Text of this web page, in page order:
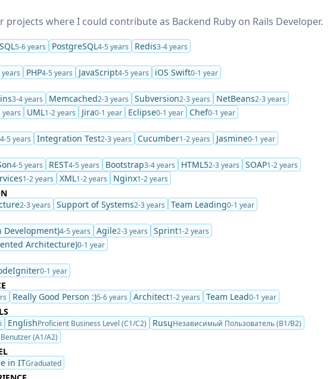
projects where I could contribute as Backend Ruby on Rails Developer.
SQL5-6 years PostgreSQL4-5 years Redis3-4 years
years PHP4-5 years JavaScript4-5 years iOS Swift0-1 year
3-4 years Memcached2-3 years Subversion2-3 years NetBeans2-3 years
years UML1-2 years Jira0-1 year Eclipse0-1 year Chef0-1 year
4-5 years Integration Test2-3 years Cucumber1-2 years Jasmine0-1 year
4-5 years REST4-5 years Bootstrap3-4 years HTML52-3 years SOAP1-2 years
1-2 years XML1-2 years Nginx1-2 years
2-3 years Support of Systems2-3 years Team Leading0-1 year
Development)4-5 years Agile2-3 years Sprint1-2 years
Architecture)0-1 year
0-1 year
Really Good Person :)5-6 years Architect1-2 years Team Lead0-1 year
EnglishProficient Business Level (C1/C2) RusųНезависимый Пользователь (B1/B2)
(A1/A2)
in ITGraduated